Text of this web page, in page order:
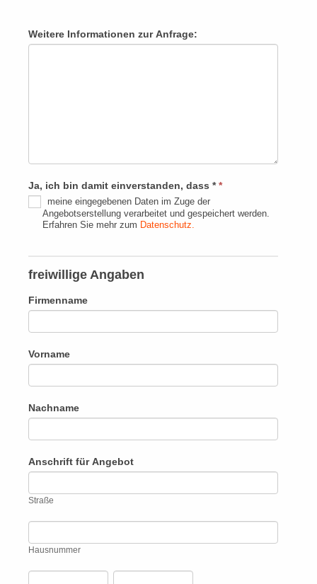
Weitere Informationen zur Anfrage:
Ja, ich bin damit einverstanden, dass **
meine eingegebenen Daten im Zuge der
Angebotserstellung verarbeitet und gespeichert werden.
Erfahren Sie mehr zum Datenschutz.
freiwillige Angaben
Firmenname
Vorname
Nachname
Anschrift für Angebot
Straße
Hausnummer